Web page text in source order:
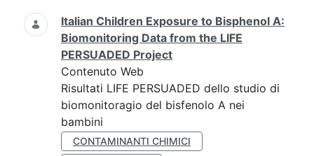
Ricerca
Italian Children Exposure to Bisphenol A:
Biomonitoring Data from the LIFE
PERSUADED Project
Contenuto Web
Risultati LIFE PERSUADED dello studio di
biomonitoragio del bisfenolo A nei
bambini
CONTAMINANTI CHIMICI